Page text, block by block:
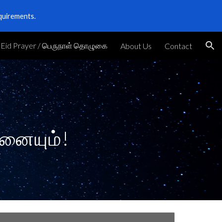
Eid Prayer / பெருநாள் தொழுகை About Us Contact